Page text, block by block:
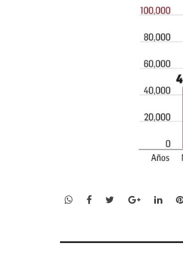
WhatsApp
Facebook
TwitterGoogle+